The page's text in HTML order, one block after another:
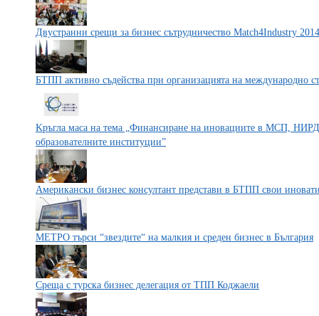
Двустранни срещи за бизнес сътрудничество Match4Industry
БТПП активно съдейства при организацията на международно
Kръгла маса на тема „Финансиране на иновациите в МСП, НИРД
образователните институции”
Американски бизнес консултант представи в БТПП свои
МЕТРО търси “звездите“ на малкия и среден бизнес в България
Среща с турска бизнес делегация от ТПП Коджаели